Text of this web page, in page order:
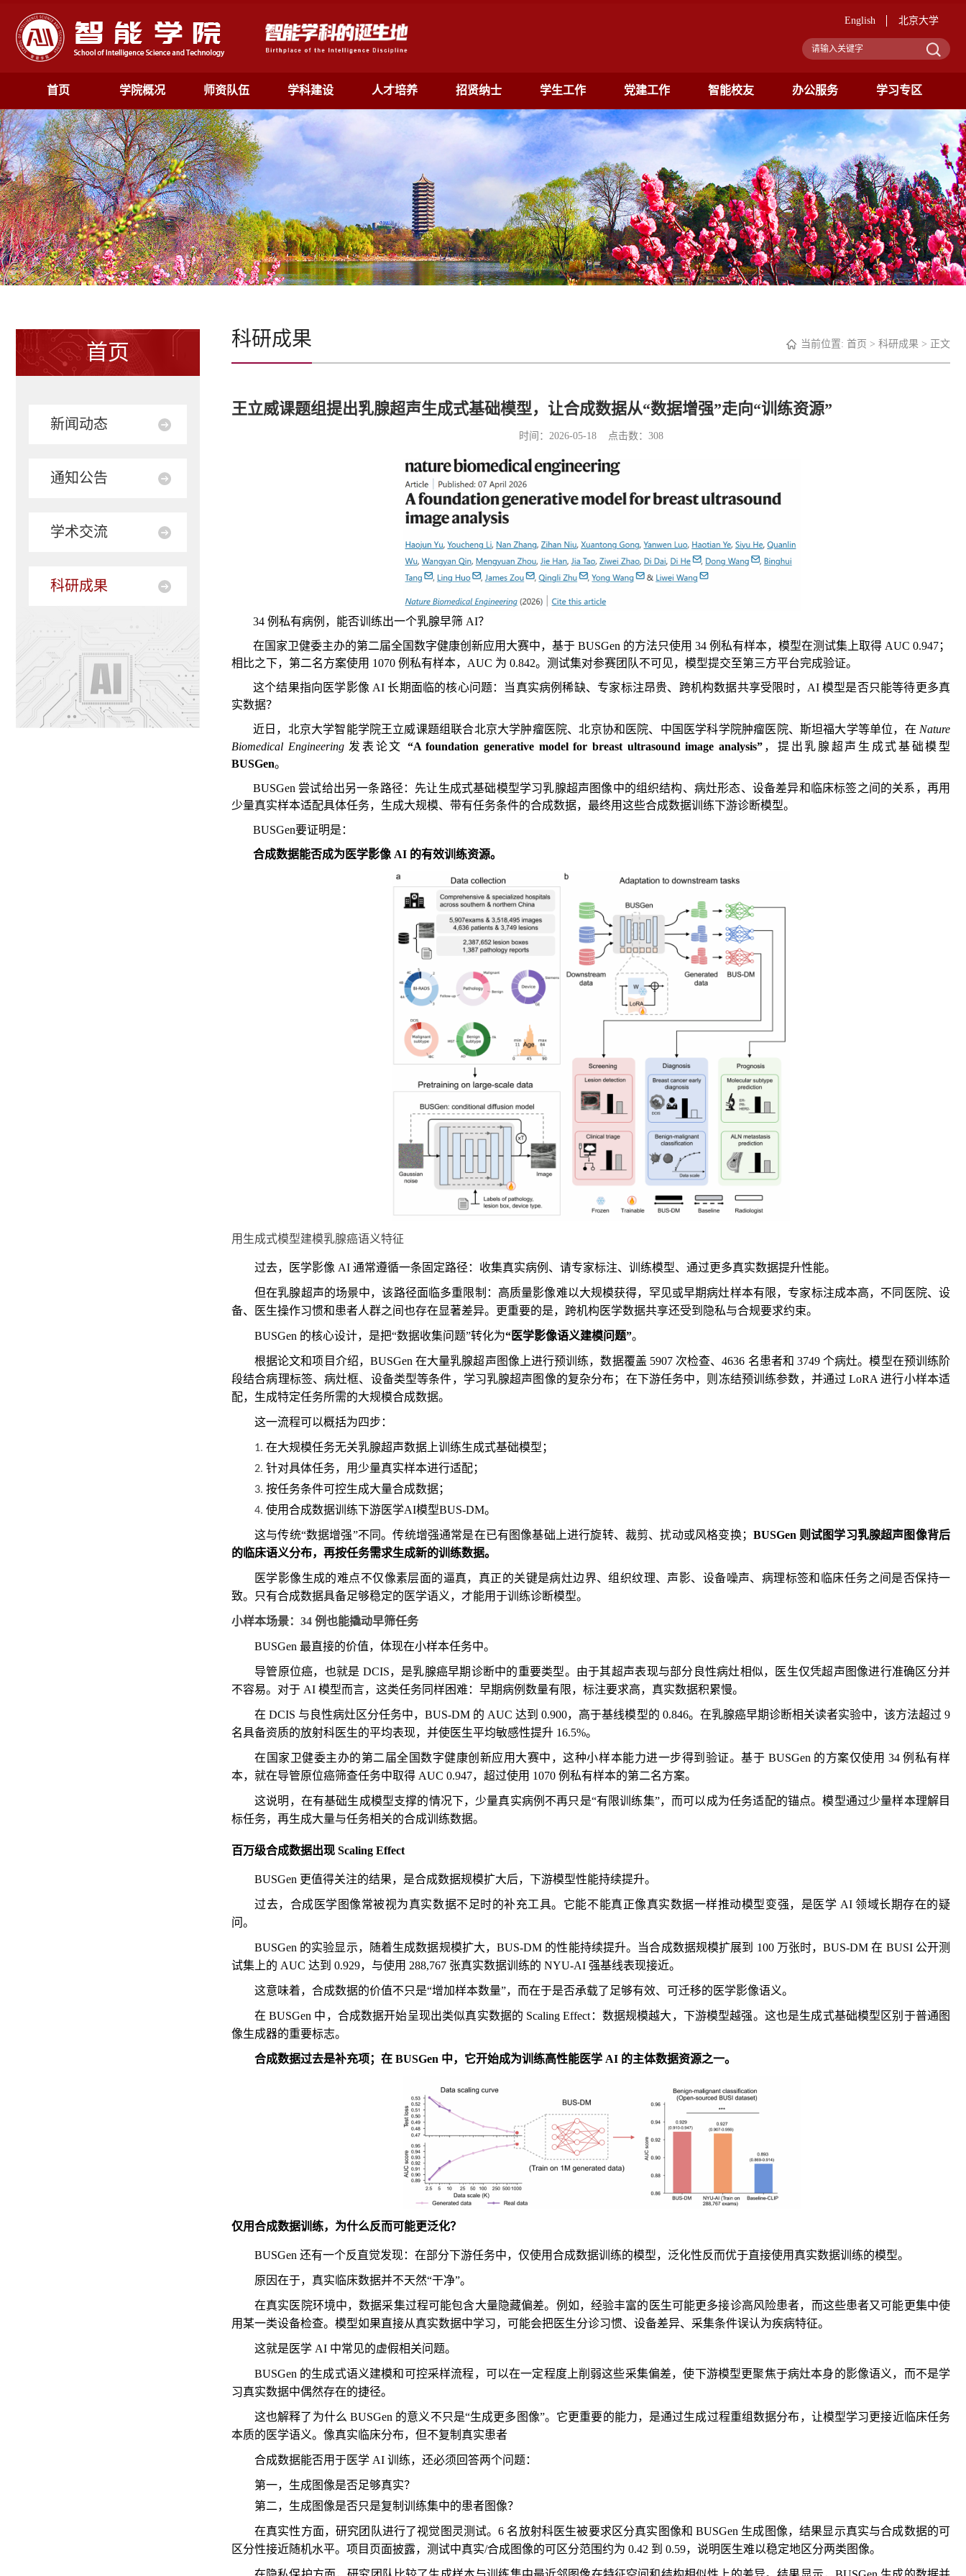
English 北京大学
首页 学院概况 师资队伍 学科建设 人才培养 招贤纳士 学生工作 党建工作 智能校友 办公服务 学习专区
首页
新闻动态
通知公告
学术交流
科研成果
当前位置: 首页 > 科研成果 > 正文
科研成果
王立威课题组提出乳腺超声生成式基础模型，让合成数据从“数据增强”走向“训练资源”
时间：2026-05-18 点击数： 308
34 例私有病例，能否训练出一个乳腺早筛 AI？
在国家卫健委主办的第二届全国数字健康创新应用大赛中，基于 BUSGen 的方法只使用 34 例私有样本，模型在测试集上取得 AUC 0.947；
相比之下，第二名方案使用 1070 例私有样本，AUC 为 0.842。测试集对参赛团队不可见，模型提交至第三方平台完成验证。
这个结果指向医学影像 AI 长期面临的核心问题：当真实病例稀缺、专家标注昂贵、跨机构数据共享受限时，AI 模型是否只能等待更多真
实数据？
近日，北京大学智能学院王立威课题组联合北京大学肿瘤医院、北京协和医院、中国医学科学院肿瘤医院、斯坦福大学等单位，在 Nature
Biomedical Engineering发表论文 “A foundation generative model for breast ultrasound image analysis”，提出乳腺超声生成式基础模型
BUSGen。
BUSGen 尝试给出另一条路径：先让生成式基础模型学习乳腺超声图像中的组织结构、病灶形态、设备差异和临床标签之间的关系，再用
少量真实样本适配具体任务，生成大规模、带有任务条件的合成数据，最终用这些合成数据训练下游诊断模型。
BUSGen要证明是：
合成数据能否成为医学影像 AI 的有效训练资源。
用生成式模型建模乳腺癌语义特征
过去，医学影像 AI 通常遵循一条固定路径：收集真实病例、请专家标注、训练模型、通过更多真实数据提升性能。
但在乳腺超声的场景中，该路径面临多重限制：高质量影像难以大规模获得，罕见或早期病灶样本有限，专家标注成本高，不同医院、设
备、医生操作习惯和患者人群之间也存在显著差异。更重要的是，跨机构医学数据共享还受到隐私与合规要求约束。
BUSGen 的核心设计，是把“数据收集问题”转化为“医学影像语义建模问题”。
根据论文和项目介绍，BUSGen 在大量乳腺超声图像上进行预训练，数据覆盖 5907 次检查、4636 名患者和 3749 个病灶。模型在预训练阶
段结合病理标签、病灶框、设备类型等条件，学习乳腺超声图像的复杂分布；在下游任务中，则冻结预训练参数，并通过 LoRA 进行小样本适
配，生成特定任务所需的大规模合成数据。
这一流程可以概括为四步：
1. 在大规模任务无关乳腺超声数据上训练生成式基础模型；
2. 针对具体任务，用少量真实样本进行适配；
3. 按任务条件可控生成大量合成数据；
4. 使用合成数据训练下游医学AI模型BUS-DM。
这与传统“数据增强”不同。传统增强通常是在已有图像基础上进行旋转、裁剪、扰动或风格变换； BUSGen 则试图学习乳腺超声图像背后
的临床语义分布，再按任务需求生成新的训练数据。
医学影像生成的难点不仅像素层面的逼真，真正的关键是病灶边界、组织纹理、声影、设备噪声、病理标签和临床任务之间是否保持一
致。只有合成数据具备足够稳定的医学语义，才能用于训练诊断模型。
小样本场景：34 例也能撬动早筛任务
BUSGen 最直接的价值，体现在小样本任务中。
导管原位癌，也就是 DCIS，是乳腺癌早期诊断中的重要类型。由于其超声表现与部分良性病灶相似，医生仅凭超声图像进行准确区分并
不容易。对于 AI 模型而言，这类任务同样困难：早期病例数量有限，标注要求高，真实数据积累慢。
在 DCIS 与良性病灶区分任务中，BUS-DM 的 AUC 达到 0.900，高于基线模型的 0.846。在乳腺癌早期诊断相关读者实验中，该方法超过 9
名具备资质的放射科医生的平均表现，并使医生平均敏感性提升 16.5%。
在国家卫健委主办的第二届全国数字健康创新应用大赛中，这种小样本能力进一步得到验证。基于 BUSGen 的方案仅使用 34 例私有样
本，就在导管原位癌筛查任务中取得 AUC 0.947，超过使用 1070 例私有样本的第二名方案。
这说明，在有基础生成模型支撑的情况下，少量真实病例不再只是“有限训练集”，而可以成为任务适配的锚点。模型通过少量样本理解目
标任务，再生成大量与任务相关的合成训练数据。
百万级合成数据出现 Scaling Effect
BUSGen 更值得关注的结果，是合成数据规模扩大后，下游模型性能持续提升。
过去，合成医学图像常被视为真实数据不足时的补充工具。它能不能真正像真实数据一样推动模型变强，是医学 AI 领域长期存在的疑
问。
BUSGen 的实验显示，随着生成数据规模扩大，BUS-DM 的性能持续提升。当合成数据规模扩展到 100 万张时，BUS-DM 在 BUSI 公开测
试集上的 AUC 达到 0.929，与使用 288,767 张真实数据训练的 NYU-AI 强基线表现接近。
这意味着，合成数据的价值不只是“增加样本数量”，而在于是否承载了足够有效、可迁移的医学影像语义。
在 BUSGen 中，合成数据开始呈现出类似真实数据的 Scaling Effect：数据规模越大，下游模型越强。这也是生成式基础模型区别于普通图
像生成器的重要标志。
合成数据过去是补充项；在 BUSGen 中，它开始成为训练高性能医学 AI 的主体数据资源之一。
仅用合成数据训练，为什么反而可能更泛化？
BUSGen 还有一个反直觉发现：在部分下游任务中，仅使用合成数据训练的模型，泛化性反而优于直接使用真实数据训练的模型。
原因在于，真实临床数据并不天然“干净”。
在真实医院环境中，数据采集过程可能包含大量隐藏偏差。例如，经验丰富的医生可能更多接诊高风险患者，而这些患者又可能更集中使
用某一类设备检查。模型如果直接从真实数据中学习，可能会把医生分诊习惯、设备差异、采集条件误认为疾病特征。
这就是医学 AI 中常见的虚假相关问题。
BUSGen 的生成式语义建模和可控采样流程，可以在一定程度上削弱这些采集偏差，使下游模型更聚焦于病灶本身的影像语义，而不是学
习真实数据中偶然存在的捷径。
这也解释了为什么 BUSGen 的意义不只是“生成更多图像”。它更重要的能力，是通过生成过程重组数据分布，让模型学习更接近临床任务
本质的医学语义。像真实临床分布，但不复制真实患者
合成数据能否用于医学 AI 训练，还必须回答两个问题：
第一，生成图像是否足够真实？
第二，生成图像是否只是复制训练集中的患者图像？
在真实性方面，研究团队进行了视觉图灵测试。6 名放射科医生被要求区分真实图像和 BUSGen 生成图像，结果显示真实与合成数据的可
区分性接近随机水平。项目页面披露，测试中真实/合成图像的可区分范围约为 0.42 到 0.59，说明医生难以稳定地区分两类图像。